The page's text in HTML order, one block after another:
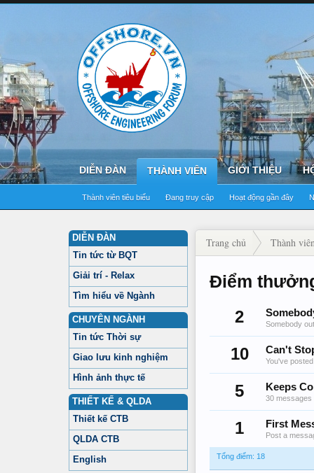
DIỄN ĐÀN THÀNH VIÊN
Thành viên tiêu biểu Đang truy cập Hoạt động gần đây
GIỚI THIỆU
DIỄN ĐÀN
Tin tức từ BQT
Giải trí - Relax
Tìm hiểu về Ngành
CHUYÊN NGÀNH
Tin tức Thời sự
Giao lưu kinh nghiệm
Hình ảnh thực tế
THIẾT KẾ & QLDA
Thiết kế CTB
QLDA CTB
English
Trang chủ Thành
Điểm
2 Somebody
10 Can't
You've
5 Keeps
30 messages
1 First
Post a
Tổng điểm: 18